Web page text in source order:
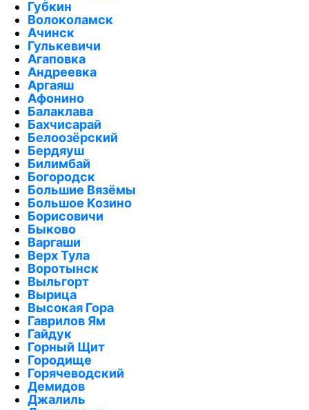
Губкин
Волоколамск
Ачинск
Гулькевичи
Агаповка
Андреевка
Аргаяш
Афонино
Балаклава
Бахчисарай
Белоозёрский
Бердяуш
Билимбай
Богородск
Большие Вязёмы
Большое Козино
Борисовичи
Быково
Варгаши
Верх Тула
Воротынск
Выльгорт
Вырица
Высокая Гора
Гаврилов Ям
Гайдук
Горный Щит
Городище
Горячеводский
Демидов
Джалиль